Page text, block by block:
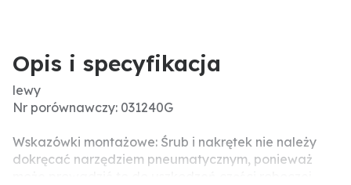
Opis i specyfikacja
lewy
Nr porównawczy: 031240G
Wskazówki montażowe: Śrub i nakrętek nie należy
dokręcać narzędziem pneumatycznym, ponieważ